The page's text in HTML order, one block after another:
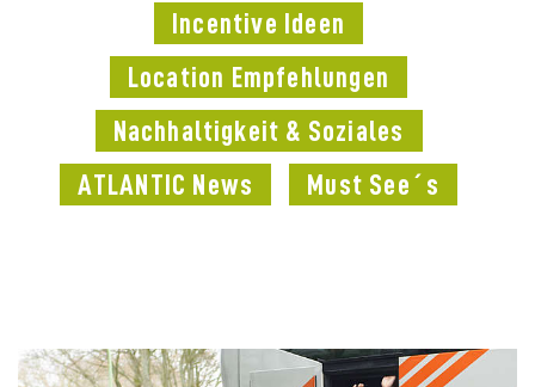
Incentive Ideen
Location Empfehlungen
Nachhaltigkeit & Soziales
ATLANTIC News
Must See´s